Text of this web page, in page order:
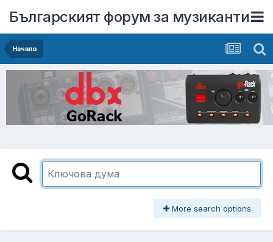
Българският форум за музиканти
Начало
More search options